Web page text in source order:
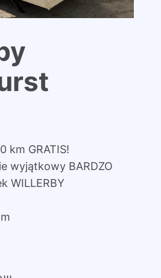
km GRATIS!
wyjątkowy BARDZO
WILLERBY